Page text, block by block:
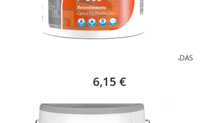
BLANCO, PYMA REVESTIMIENTO P-500 FACHADAS
6,15 €